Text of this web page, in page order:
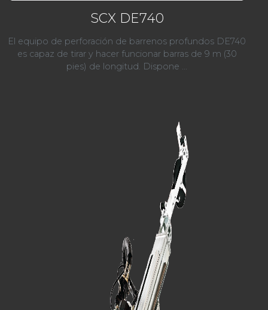
SCX DE740
El equipo de perforación de barrenos profundos DE740
es capaz de tirar y hacer funcionar barras de 9 m (30
pies) de longitud. Dispone ...